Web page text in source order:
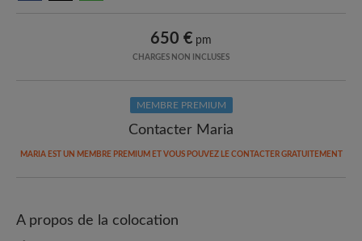
650 € pm
CHARGES NON INCLUSES
MEMBRE PREMIUM
Contacter Maria
MARIA EST UN MEMBRE PREMIUM ET VOUS POUVEZ LE CONTACTER GRATUITEMENT
A propos de la colocation